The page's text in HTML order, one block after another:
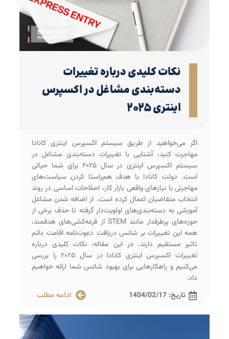
نکات کلیدی درباره تغییرات
دسته‌بندی‌ مشاغل در اکسپرس
اینتری ۲۰۲۵
اگر می‌خواهید از طریق سیستم اکسپرس اینتری کانادا
مهاجرت کنید، آشنایی با تغییرات دسته‌بندی مشاغل در
سیستم اکسپرس اینتری در سال ۲۰۲۵ برای شما حیاتی
است. دولت کانادا با هدف هم‌راستا کردن سیاست‌های
مهاجرتی با نیازهای واقعی بازار کار، اصلاحات اساسی در روند
انتخاب متقاضیان اعمال کرده است. از اضافه شدن مشاغل
آموزشی به دسته‌بندی‌های اولویت‌دار گرفته تا حذف برخی از
حوزه‌های پرطرفدار مانند STEM از قرعه‌کشی‌های هدفمند،
همه این تغییرات بر شانس دریافت دعوت‌نامه اقامت دائم
تاثیر مستقیم دارند. در این مقاله، نکات کلیدی درباره
تغییرات اکسپرس اینتری کانادا در سال ۲۰۲۵ را بررسی
می‌کنیم و راهکارهایی برای بهبود شانس شما ارائه خواهیم
داد.
تاریخ: 1404/02/17 ادامه مطلب